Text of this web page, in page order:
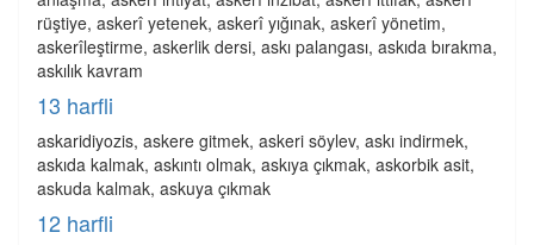
rüştiye, askerî yetenek, askerî yığınak, askerî yönetim,
askerîleştirme, askerlik dersi, askı palangası, askıda bırakma,
askılık kavram
13 harfli
askaridiyozis, askere gitmek, askeri söylev, askı indirmek,
askıda kalmak, askıntı olmak, askıya çıkmak, askorbik asit,
askuda kalmak, askuya çıkmak
12 harfli